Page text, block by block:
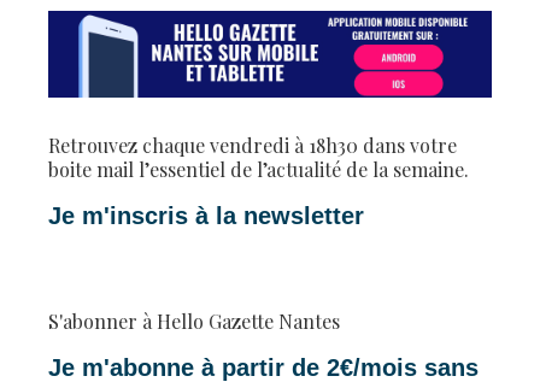
Retrouvez chaque vendredi à 18h30 dans votre
boite mail l’essentiel de l’actualité de la semaine.
Je m'inscris à la newsletter
S'abonner à Hello Gazette Nantes
Je m'abonne à partir de 2€/mois sans